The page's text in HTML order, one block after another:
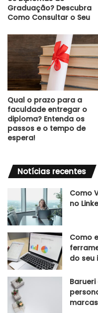
Graduação? Descubra
Como Consultar o Seu
Qual o prazo para a
faculdade entregar o
diploma? Entenda os
passos e o tempo de
espera!
Notícias recentes
Como
no
Como
do seu